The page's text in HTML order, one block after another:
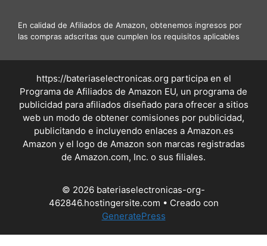
En calidad de Afiliados de Amazon, obtenemos ingresos por
las compras adscritas que cumplen los requisitos aplicables
https://bateriaselectronicas.org participa en el
Programa de Afiliados de Amazon EU, un programa de
publicidad para afiliados diseñado para ofrecer a sitios
web un modo de obtener comisiones por publicidad,
publicitando e incluyendo enlaces a Amazon.es
Amazon y el logo de Amazon son marcas registradas
de Amazon.com, Inc. o sus filiales.
© 2026 bateriaselectronicas-org-
462846.hostingersite.com • Creado con
GeneratePress